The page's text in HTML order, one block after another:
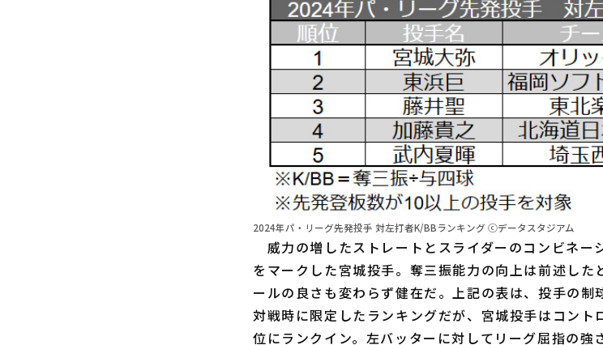
2024年パ・リーグ先発投手 対左打者K/BBランキング ⓒデータスタジアム
威力の増したストレートとスライダーのコンビネー
をマークした宮城投手。奪三振能力の向上は前述した
ールの良さも変わらず健在だ。上記の表は、投手の
対戦時に限定したランキングだが、宮城投手はコント
位にランクイン。左バッターに対してリーグ屈指の強